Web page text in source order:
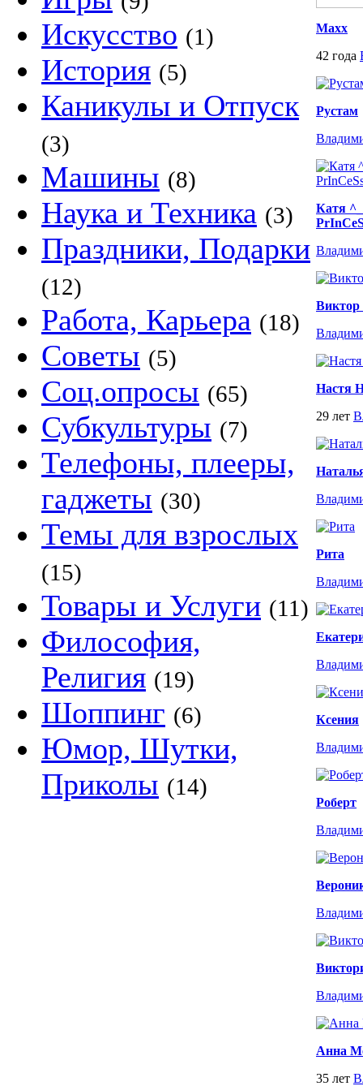
Искусство (1)
История (5)
Каникулы и Отпуск
(3)
Машины (8)
Наука и Техника (3)
Праздники, Подарки
(12)
Работа, Карьера (18)
Советы (5)
Соц.опросы (65)
Субкультуры (7)
Телефоны, плееры,
гаджеты (30)
Темы для взрослых
(15)
Товары и Услуги (11)
Философия,
Религия (19)
Шоппинг (6)
Юмор, Шутки,
Приколы (14)
Махх
42 года
Рустам
Катя
Виктор
Настя
29 лет
Рита
Ксения
Роберт
Анна
35 лет